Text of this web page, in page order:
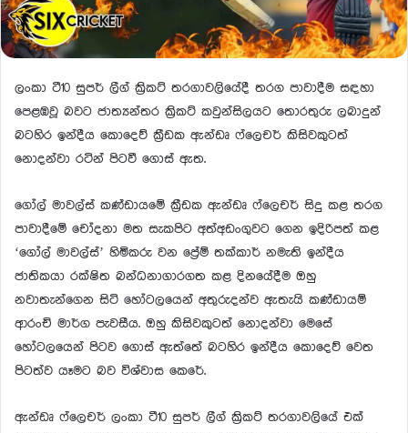
ලංකා ටී10 සුපර් ලීග් ක්‍රිකට් තරගාවලියේදී තරග පාවාදීම සඳහා
පෙළඹවූ බවට ජාත්‍යන්තර ක්‍රිකට් කවුන්සිලයට තොරතුරු ලබාදුන්
බටහිර ඉන්දීය කොදෙව් ක්‍රීඩක ඇන්ඩෘ ෆ්ලෙචර් කිසිවකුටත්
නොදන්වා රටින් පිටවී ගොස් ඇත.
ගෝල් මාවල්ස් කණ්ඩායමේ ක්‍රීඩක ඇන්ඩෘ ෆ්ලෙචර් සිදු කළ තරග
පාවාදීමේ චෝදනා මත සැකපිට අත්අඩංගුවට ගෙන ඉදිරිපත් කළ
‘ගෝල් මාවල්ස්’ හිමිකරු වන ප්‍රේම් තක්කාර් නමැති ඉන්දීය
ජාතිකයා රක්ෂිත බන්ධනාගාරගත කළ දිනයේදීම ඔහු
නවාතැන්ගෙන සිටි හෝටලයෙන් අතුරුදන්ව ඇතැයි කණ්ඩායම්
ආරංචි මාර්ග පැවසීය. ඔහු කිසිවකුටත් නොදන්වා මෙසේ
හෝටලයෙන් පිටව ගොස් ඇත්තේ බටහිර ඉන්දීය කොදෙව් වෙත
පිටත්ව යෑමට බව විශ්වාස කෙරේ.
ඇන්ඩෘ ෆ්ලෙචර් ලංකා ටී10 සුපර් ලීග් ක්‍රිකට් තරගාවලියේ එක්